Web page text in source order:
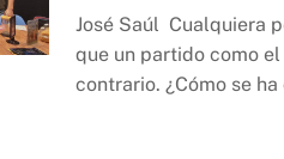
José Saúl Cualquiera
que un partido como
contrario. ¿Cómo se